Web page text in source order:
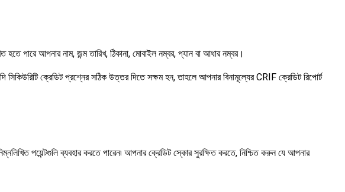
পারে আপনার নাম, জন্ম তারিখ, ঠিকানা, মোবাইল নম্বর, প্যান বা আধার নম্বর।
ক্রেডিট প্রশ্নের সঠিক উত্তর দিতে সক্ষম হন, তাহলে আপনার বিনামূল্যের CRIF ক্রেডিট রিপোর্ট
পয়েন্টগুলি ব্যবহার করতে পারেন৷ আপনার ক্রেডিট স্কোর সুরক্ষিত করতে, নিশ্চিত করুন যে আপনার